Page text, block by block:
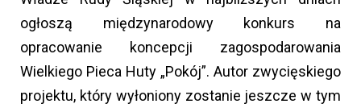
ogłoszą międzynarodowy konkurs na
opracowanie koncepcji zagospodarowania
Wielkiego Pieca Huty „Pokój”. Autor zwycięskiego
projektu, który wyłoniony zostanie jeszcze w tym